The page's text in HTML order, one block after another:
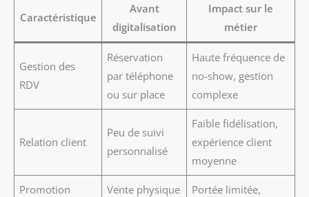
Caractéristique
Avant
digitalisation
Impact sur le
métier
Gestion des
RDV
Réservation
par téléphone
ou sur place
Haute fréquence de
no-show, gestion
complexe
Relation client
Peu de suivi
personnalisé
Faible fidélisation,
expérience client
moyenne
Promotion
Vente physique
Portée limitée,